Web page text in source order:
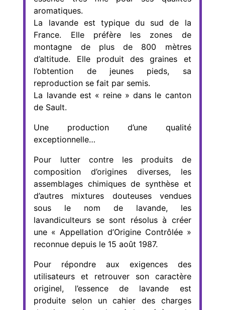
aromatiques.
La lavande est typique du sud de la
France. Elle préfère les zones de
montagne de plus de 800 mètres
d’altitude. Elle produit des graines et
l’obtention de jeunes pieds, sa
reproduction se fait par semis.
La lavande est « reine » dans le canton
de Sault.
Une production d’une qualité
exceptionnelle…
Pour lutter contre les produits de
composition d’origines diverses, les
assemblages chimiques de synthèse et
d’autres mixtures douteuses vendues
sous le nom de lavande, les
lavandiculteurs se sont résolus à créer
une « Appellation d’Origine Contrôlée »
reconnue depuis le 15 août 1987.
Pour répondre aux exigences des
utilisateurs et retrouver son caractère
originel, l’essence de lavande est
produite selon un cahier des charges